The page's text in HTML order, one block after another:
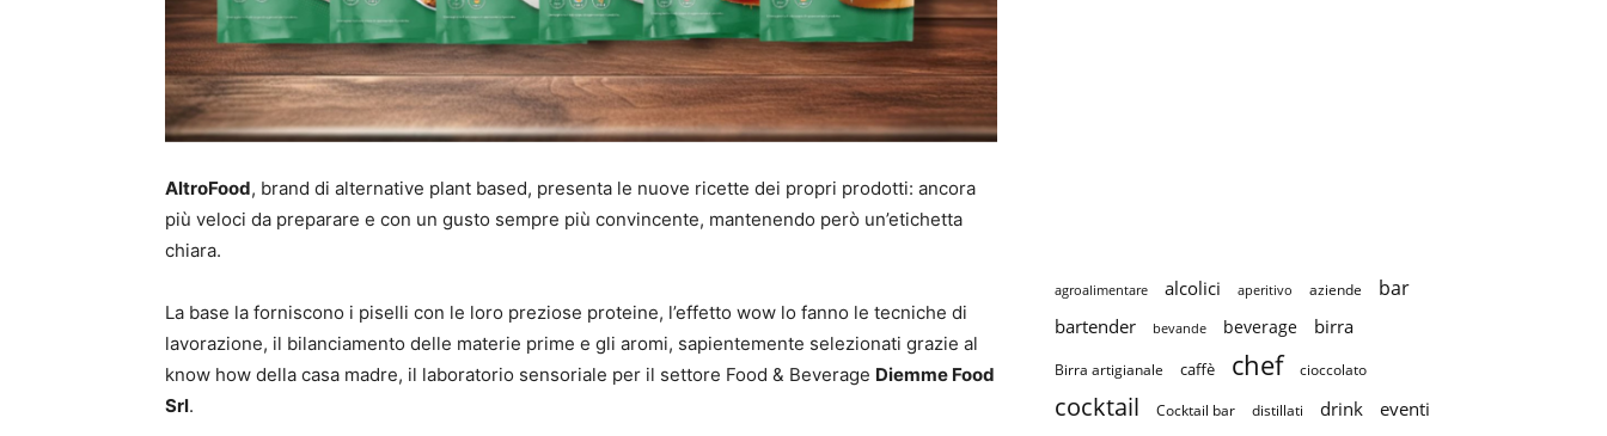
AltroFood, brand di alternative plant based, presenta le nuove ricette dei propri prodotti: ancora
più veloci da preparare e con un gusto sempre più convincente, mantenendo però un’etichetta
chiara.
La base la forniscono i piselli con le loro preziose proteine, l’effetto wow lo fanno le tecniche di
lavorazione, il bilanciamento delle materie prime e gli aromi, sapientemente selezionati grazie al
know how della casa madre, il laboratorio sensoriale per il settore Food & Beverage Diemme Food
Srl.
agroalimentare alcolici aperitivo aziende bar
bartender bevande beverage birra
Birra artigianale caffè chef cioccolato
cocktail Cocktail bar distillati drink eventi